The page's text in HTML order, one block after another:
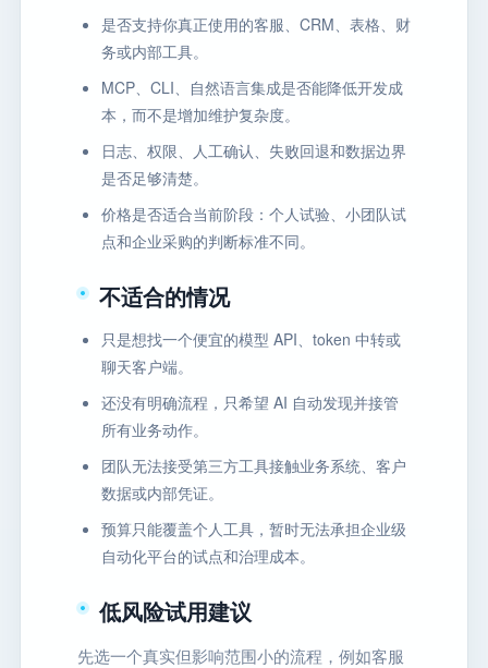
是否支持你真正使用的客服、CRM、表格、财
务或内部工具。
MCP、CLI、自然语言集成是否能降低开发成
本，而不是增加维护复杂度。
日志、权限、人工确认、失败回退和数据边界
是否足够清楚。
价格是否适合当前阶段：个人试验、小团队试
点和企业采购的判断标准不同。
不适合的情况
只是想找一个便宜的模型 API、token 中转或
聊天客户端。
还没有明确流程，只希望 AI 自动发现并接管
所有业务动作。
团队无法接受第三方工具接触业务系统、客户
数据或内部凭证。
预算只能覆盖个人工具，暂时无法承担企业级
自动化平台的试点和治理成本。
低风险试用建议
先选一个真实但影响范围小的流程，例如客服